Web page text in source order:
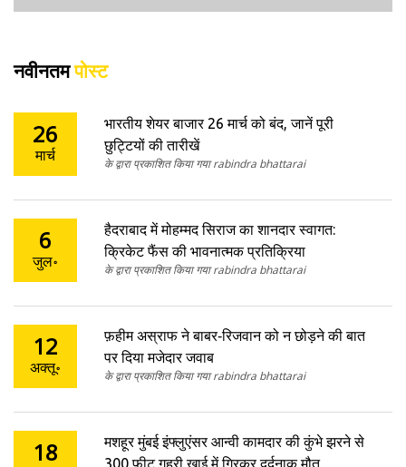
नवीनतमपोस्ट
26
मार्च
भारतीय शेयर बाजार 26 मार्च को बंद, जानें पूरी
छुट्टियों की तारीखें
के द्वारा प्रकाशित किया गया rabindra bhattarai
6
जुल॰
हैदराबाद में मोहम्मद सिराज का शानदार स्वागत:
क्रिकेट फैंस की भावनात्मक प्रतिक्रिया
के द्वारा प्रकाशित किया गया rabindra bhattarai
12
अक्तू॰
फ़हीम अस्राफ ने बाबर‑रिजवान को न छोड़ने की बात
पर दिया मजेदार जवाब
के द्वारा प्रकाशित किया गया rabindra bhattarai
18
मशहूर मुंबई इंफ्लुएंसर आन्वी कामदार की कुंभे झरने से
300 फीट गहरी खाई में गिरकर दर्दनाक मौत